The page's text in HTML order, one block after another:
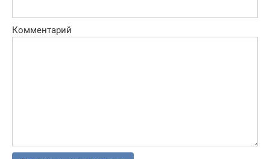
Комментарий